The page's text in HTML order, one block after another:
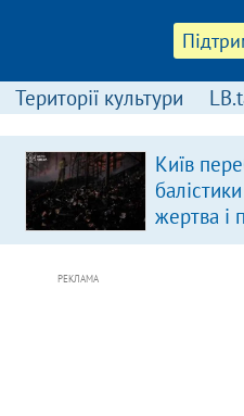
Території культури
Київ
жертва і
РЕКЛАМА